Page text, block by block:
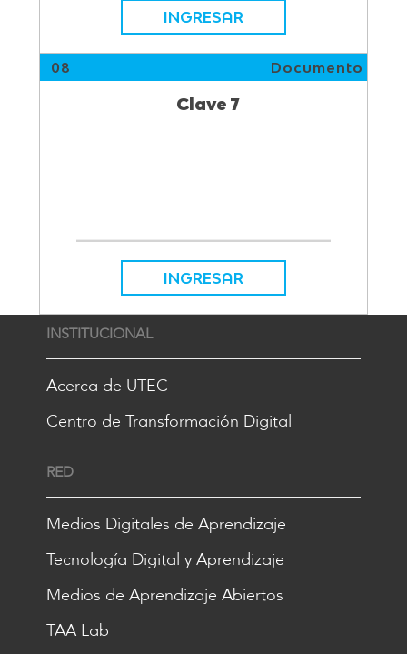
INGRESAR
08 Documento
Clave 7
INGRESAR
INSTITUCIONAL
Acerca de UTEC
Centro de Transformación Digital
RED
Medios Digitales de Aprendizaje
Tecnología Digital y Aprendizaje
Medios de Aprendizaje Abiertos
TAA Lab